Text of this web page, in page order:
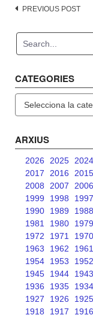
Post
PREVIOUS POST
CATEGORIES
ARXIUS
2026 2025 2024
2017
2016 2015
2008
2007 2006
1999
1998 1997
1990
1989 1988
1981
1980 1979
1972
1971 1970
1963
1962 1961
1954
1953 1952
1945
1944 1943
1936
1935 1934
1927
1926 1925
1918
1917 1916